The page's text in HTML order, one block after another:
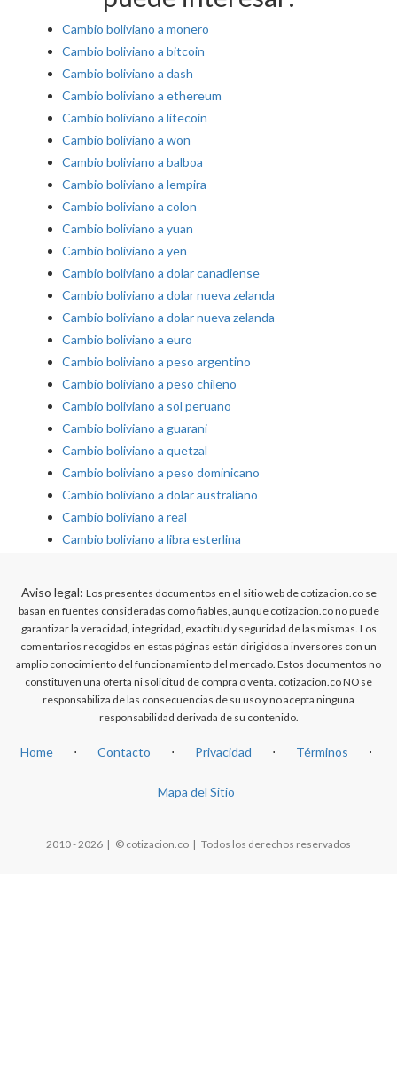
Cambio boliviano a monero
Cambio boliviano a bitcoin
Cambio boliviano a dash
Cambio boliviano a ethereum
Cambio boliviano a litecoin
Cambio boliviano a won
Cambio boliviano a balboa
Cambio boliviano a lempira
Cambio boliviano a colon
Cambio boliviano a yuan
Cambio boliviano a yen
Cambio boliviano a dolar canadiense
Cambio boliviano a dolar nueva zelanda
Cambio boliviano a dolar nueva zelanda
Cambio boliviano a euro
Cambio boliviano a peso argentino
Cambio boliviano a peso chileno
Cambio boliviano a sol peruano
Cambio boliviano a guarani
Cambio boliviano a quetzal
Cambio boliviano a peso dominicano
Cambio boliviano a dolar australiano
Cambio boliviano a real
Cambio boliviano a libra esterlina
Aviso legal: Los presentes documentos en el sitio web de cotizacion.co se
basan en fuentes consideradas como fiables, aunque cotizacion.co no puede
garantizar la veracidad, integridad, exactitud y seguridad de las mismas. Los
comentarios recogidos en estas páginas están dirigidos a inversores con un
amplio conocimiento del funcionamiento del mercado. Estos documentos no
constituyen una oferta ni solicitud de compra o venta. cotizacion.co NO se
responsabiliza de las consecuencias de su uso y no acepta ninguna
responsabilidad derivada de su contenido.
Home ⋅ Contacto ⋅ Privacidad ⋅ Términos ⋅
Mapa del Sitio
2010 - 2026 | © cotizacion.co | Todos los derechos reservados